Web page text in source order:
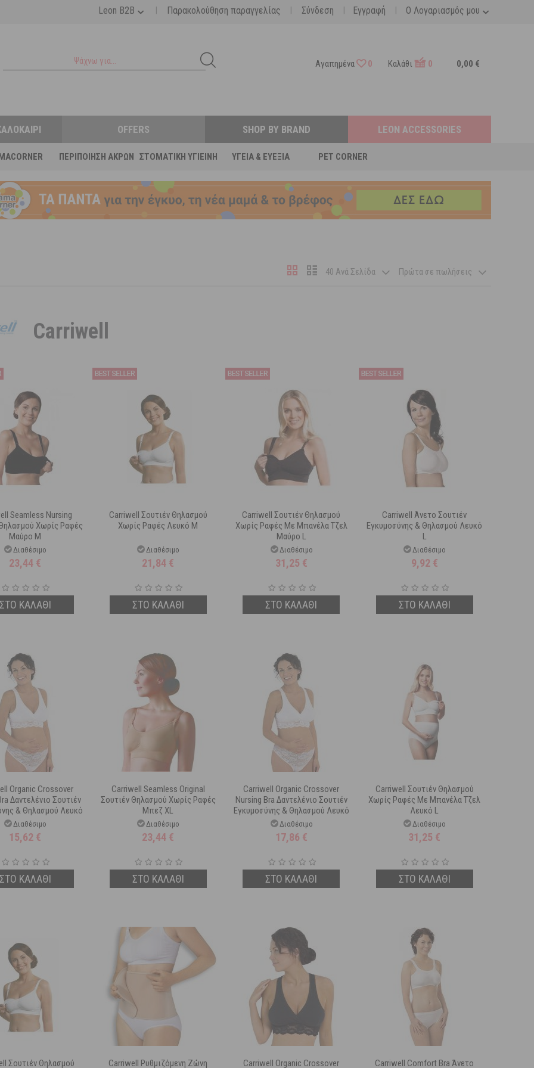
Ο Λογαριασμός μου
Leon B2B | Παρακολούθηση παραγγελίας | Σύνδεση | Εγγραφή |
Αγαπημένα 0 Καλάθι 0 0,00 €
ΠΕΡΙΠΟΊΗΣΗ ΆΚΡΩΝ ΣΤΟΜΑΤΙΚΉ ΥΓΙΕΙΝΉ ΥΓΕΊΑ & ΕΥΕΞΊΑ PET CORNER
OFFERS SHOP BY BRAND LEON ACCESSORIES
Πρώτα σε πωλήσεις
40 Ανά Σελίδα
Carriwell
Seamless Nursing
Χωρίς Ραφές
Μαύρο M
Διαθέσιμο
23,44 €
ΚΑΛΑΘΙ
Carriwell Σουτιέν Θηλασμού
Χωρίς Ραφές Λευκό M
Διαθέσιμο
21,84 €
ΣΤΟ ΚΑΛΑΘΙ
Carriwell Σουτιέν Θηλασμού
Χωρίς Ραφές Με Μπανέλα Τζελ
Μαύρο L
Διαθέσιμο
31,25 €
ΣΤΟ ΚΑΛΑΘΙ
Carriwell Άνετο Σουτιέν
Εγκυμοσύνης & Θηλασμού Λευκό
L
Διαθέσιμο
9,92 €
ΣΤΟ ΚΑΛΑΘΙ
Organic Crossover
Δαντελένιο Σουτιέν
& Θηλασμού Λευκό
XL
Διαθέσιμο
15,62 €
ΚΑΛΑΘΙ
Carriwell Seamless Original
Σουτιέν Θηλασμού Χωρίς Ραφές
Μπεζ XL
Διαθέσιμο
23,44 €
ΣΤΟ ΚΑΛΑΘΙ
Carriwell Organic Crossover
Nursing Bra Δαντελένιο Σουτιέν
Εγκυμοσύνης & Θηλασμού Λευκό
M
Διαθέσιμο
17,86 €
ΣΤΟ ΚΑΛΑΘΙ
Carriwell Σουτιέν Θηλασμού
Χωρίς Ραφές Με Μπανέλα Τζελ
Λευκό L
Διαθέσιμο
31,25 €
ΣΤΟ ΚΑΛΑΘΙ
Σουτιέν Θηλασμού
Carriwell Ρυθμιζόμενη Ζώνη
Carriwell Organic Crossover
Carriwell Comfort Bra Άνετο